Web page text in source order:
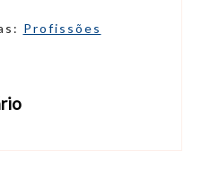
Profissões